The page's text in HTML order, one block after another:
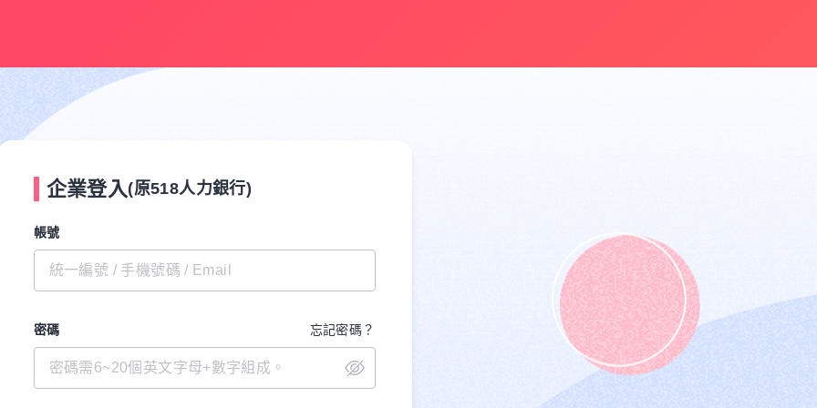
企業登入(原518人力銀行)
帳號
密碼 忘記密碼？